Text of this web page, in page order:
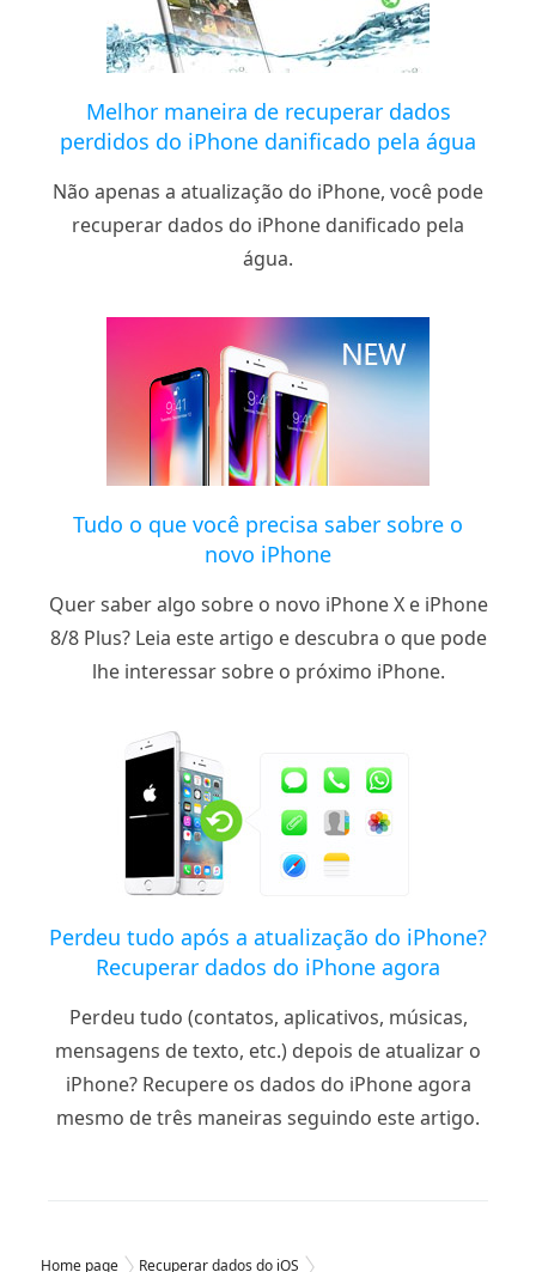
Melhor maneira de recuperar dados
perdidos do iPhone danificado pela água
Não apenas a atualização do iPhone, você pode
recuperar dados do iPhone danificado pela
água.
Tudo o que você precisa saber sobre o
novo iPhone
Quer saber algo sobre o novo iPhone X e iPhone
8/8 Plus? Leia este artigo e descubra o que pode
lhe interessar sobre o próximo iPhone.
Perdeu tudo após a atualização do iPhone?
Recuperar dados do iPhone agora
Perdeu tudo (contatos, aplicativos, músicas,
mensagens de texto, etc.) depois de atualizar o
iPhone? Recupere os dados do iPhone agora
mesmo de três maneiras seguindo este artigo.
Home page Recuperar dados do iOS